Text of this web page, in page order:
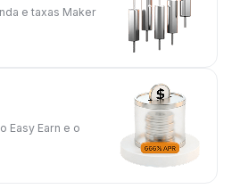
e taxas Maker
Easy Earn e o